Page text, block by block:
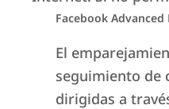
Más
Facebook
El
seguimiento de
dirigidas a